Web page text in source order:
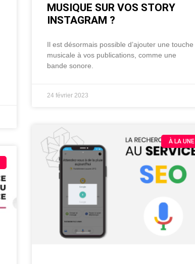
MUSIQUE SUR VOS STORY
INSTAGRAM ?
Il est désormais possible d’ajouter une touche
musicale à vos publications, comme une
bande sonore.
24 février 2023
À LA UNE